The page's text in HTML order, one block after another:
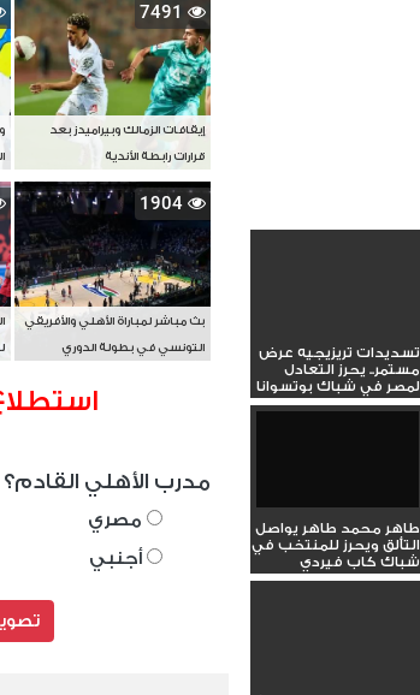
تسديدات تريزيجيه عرض
مستمر.. يحرز التعادل
لمصر في شباك بوتسوانا
طاهر محمد طاهر يواصل
التألق ويحرز للمنتخب في
شباك كاب فيردي
7491
إيقافات الزمالك وبيراميدز بعد
قرارات رابطة الأندية
1904
بث مباشر لمباراة الأهلي والأفريقي
التونسي في بطولة الدوري
مدرب الأهلي القادم؟
مصري
أجنبي